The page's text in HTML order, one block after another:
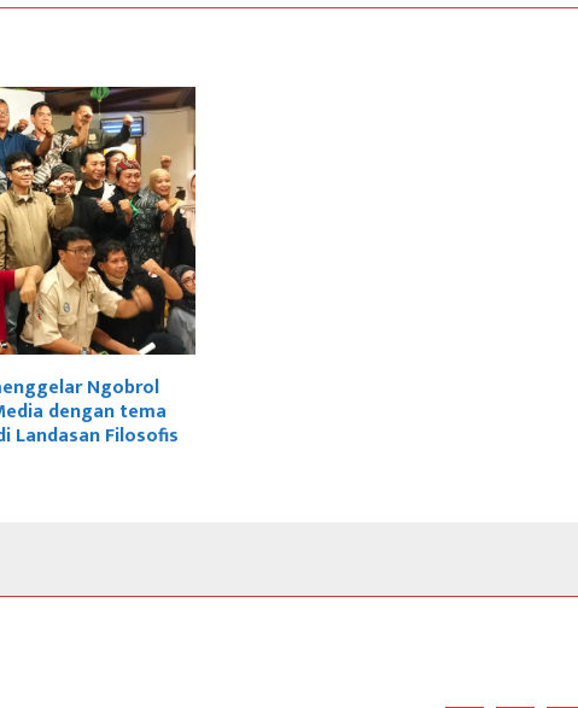
Ngobrol
dengan tema
Landasan Filosofis